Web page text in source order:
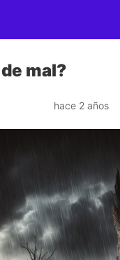
mal?
hace 2 años